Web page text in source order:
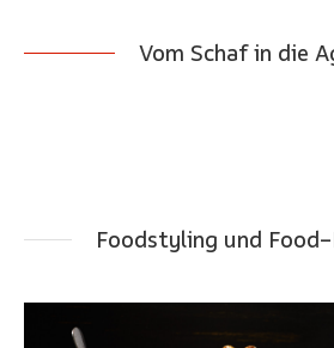
Vom Schaf in die
Foodstyling und